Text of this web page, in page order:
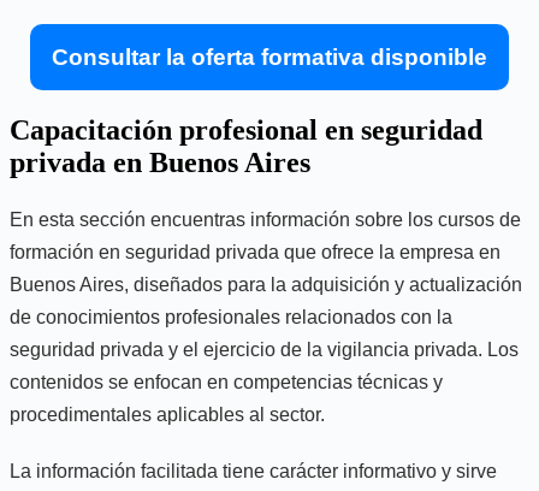
Consultar la oferta formativa disponible
Capacitación profesional en seguridad
privada en Buenos Aires
En esta sección encuentras información sobre los cursos de
formación en seguridad privada que ofrece la empresa en
Buenos Aires, diseñados para la adquisición y actualización
de conocimientos profesionales relacionados con la
seguridad privada y el ejercicio de la vigilancia privada. Los
contenidos se enfocan en competencias técnicas y
procedimentales aplicables al sector.
La información facilitada tiene carácter informativo y sirve